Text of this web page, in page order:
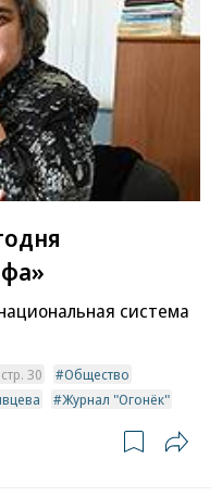
система
30
Общество
Журнал "Огонёк"